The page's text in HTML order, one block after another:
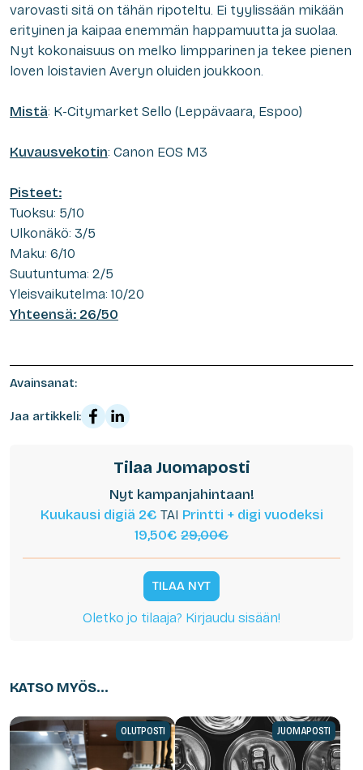
varovasti sitä on tähän ripoteltu. Ei tyylissään mikään
erityinen ja kaipaa enemmän happamuutta ja suolaa.
Nyt kokonaisuus on melko limpparinen ja tekee pienen
loven loistavien Averyn oluiden joukkoon.
Mistä: K-Citymarket Sello (Leppävaara, Espoo)
Kuvausvekotin: Canon EOS M3
Pisteet:
Tuoksu: 5/10
Ulkonäkö: 3/5
Maku: 6/10
Suutuntuma: 2/5
Yleisvaikutelma: 10/20
Yhteensä: 26/50
Avainsanat:
Jaa artikkeli:
Tilaa Juomaposti
Nyt kampanjahintaan!
Kuukausi digiä 2€ TAI Printti + digi vuodeksi
19,50€ 29,00€
TILAA NYT
Oletko jo tilaaja? Kirjaudu sisään!
KATSO MYÖS...
OLUTPOSTI JUOMAPOSTI